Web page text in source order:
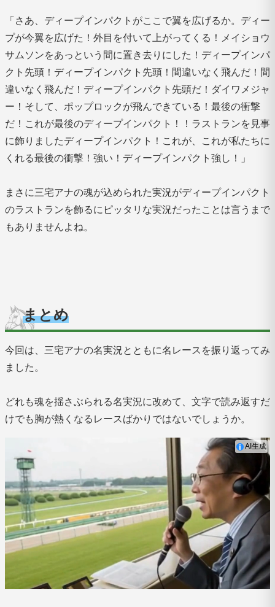
「さあ、ディープインパクトがここで翼を広げるか。ディー
プが今翼を広げた！外目を付いて上がってくる！メイショウ
サムソンをあっという間に置き去りにした！ディープインパ
クト先頭！ディープインパクト先頭！間違いなく飛んだ！間
違いなく飛んだ！ディープインパクト先頭だ！ダイワメジャ
ー！そして、ポップロックが飛んできている！最後の衝撃
だ！これが最後のディープインパクト！！ラストランを見事
に飾りましたディープインパクト！これが、これが私たちに
くれる最後の衝撃！強い！ディープインパクト強し！」
まさに三宅アナの魂が込められた実況がディープインパクト
のラストランを飾るにピッタリな実況だったことは言うまで
もありませんよね。
まとめ
今回は、三宅アナの名実況とともに名レースを振り返ってみ
ました。
どれも魂を揺さぶられる名実況に改めて、文字で読み返すだ
けでも胸が熱くなるレースばかりではないでしょうか。
AI生成